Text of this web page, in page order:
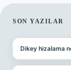
SON YAZILAR
Dikey hizalama